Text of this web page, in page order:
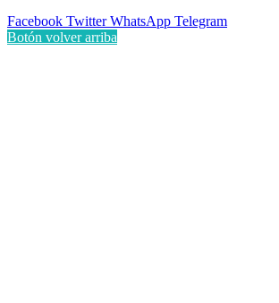
Facebook Twitter WhatsApp Telegram
Botón volver arriba